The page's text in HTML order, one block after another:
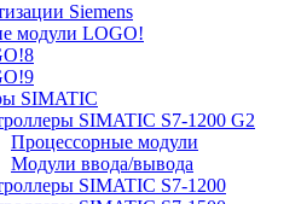
Siemens
модули LOGO!
SIMATIC
SIMATIC S7-1200 G2
Процессорные модули
Модули ввода/вывода
SIMATIC S7-1200